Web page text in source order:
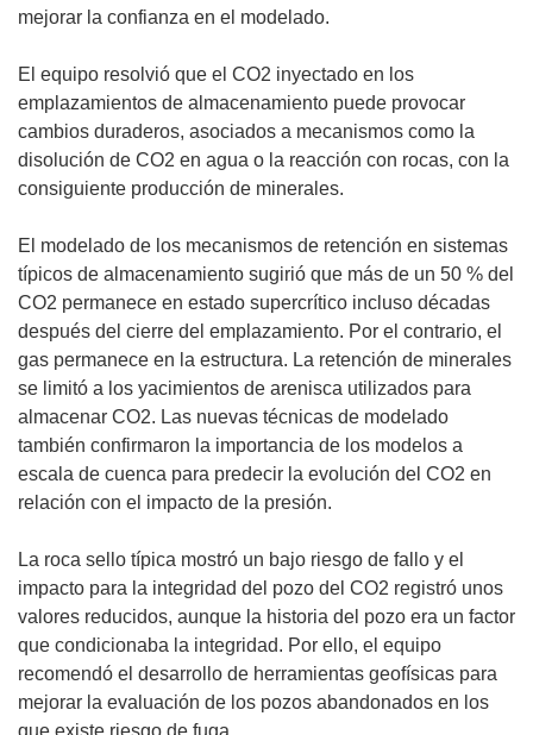
á
n
u
n
a
n
e
v
a
v
e
n
t
a
n
a
mejorar la confianza en el modelado.
El equipo resolvió que el CO2 inyectado en los
emplazamientos de almacenamiento puede provocar
cambios duraderos, asociados a mecanismos como la
disolución de CO2 en agua o la reacción con rocas, con la
consiguiente producción de minerales.
El modelado de los mecanismos de retención en sistemas
típicos de almacenamiento sugirió que más de un 50 % del
CO2 permanece en estado supercrítico incluso décadas
después del cierre del emplazamiento. Por el contrario, el
gas permanece en la estructura. La retención de minerales
se limitó a los yacimientos de arenisca utilizados para
almacenar CO2. Las nuevas técnicas de modelado
también confirmaron la importancia de los modelos a
escala de cuenca para predecir la evolución del CO2 en
relación con el impacto de la presión.
La roca sello típica mostró un bajo riesgo de fallo y el
impacto para la integridad del pozo del CO2 registró unos
valores reducidos, aunque la historia del pozo era un factor
que condicionaba la integridad. Por ello, el equipo
recomendó el desarrollo de herramientas geofísicas para
mejorar la evaluación de los pozos abandonados en los
que existe riesgo de fuga.